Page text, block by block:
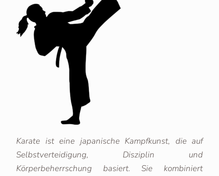
Karate ist eine japanische Kampfkunst, die auf
Selbstverteidigung, Disziplin und
Körperbeherrschung basiert. Sie kombiniert